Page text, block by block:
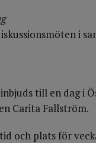
i
till en dag i
Carita Fallström.
och plats för